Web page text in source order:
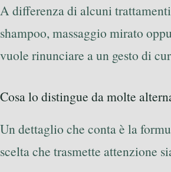
A differenza di alcuni
shampoo, massaggio mirato
vuole rinunciare a un gesto di
Cosa lo distingue da molte
Un dettaglio che conta è la
scelta che trasmette attenzione